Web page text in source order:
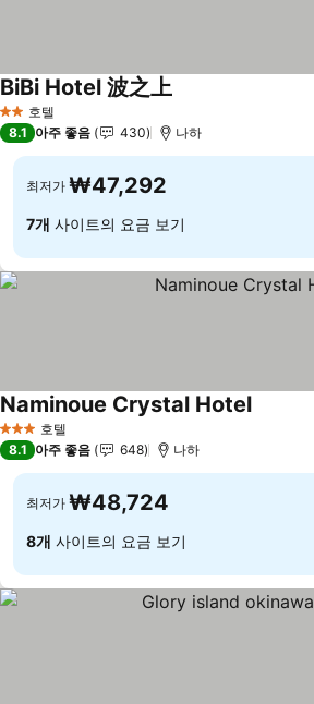
2 성급호텔
BiBi Hotel 波之上
8.1 아주 좋음 430 나하
최저가 ₩47,292
7개 사이트의 요금 보기
3 성급 호텔
Naminoue Crystal Hotel
8.1 아주 좋음 648 나하
최저가 ₩48,724
8개 사이트의 요금 보기